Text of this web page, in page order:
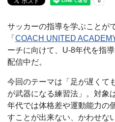
サッカーの指導を学ぶことが
「 COACH UNITED
ーチに向けて、U-8年代を指
配信中だ。
今回のテーマは「足が遅くて
が武器になる練習法」。対象
年代では体格差や運動能力の
すことが出来ない、かわせな